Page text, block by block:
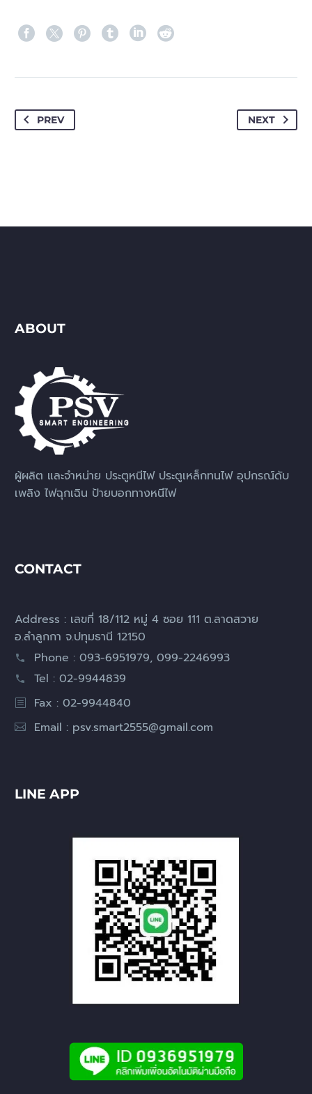
PREV NEXT
ABOUT
ผู้ผลิต และจำหน่าย ประตูหนีไฟ ประตูเหล็กทนไฟ อุปกรณ์ดับ
เพลิง ไฟฉุกเฉิน ป้ายบอกทางหนีไฟ
CONTACT
Address : เลขที่ 18/112 หมู่ 4 ซอย 111 ต.ลาดสวาย
อ.ลำลูกกา จ.ปทุมธานี 12150
Phone : 093-6951979, 099-2246993
Tel : 02-9944839
Fax : 02-9944840
Email : psv.smart2555@gmail.com
LINE APP